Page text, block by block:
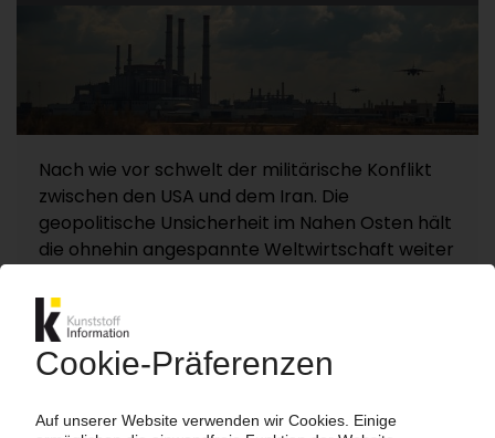
Nach wie vor schwelt der militärische Konflikt
zwischen den USA und dem Iran. Die
geopolitische Unsicherheit im Nahen Osten hält
die ohnehin angespannte Weltwirtschaft weiter
Rohstoffverfügbarkeit und Logistikströme
reagieren empfindlich auf jede neue Turbulenz.
KI – Kunststoff Information dokumentiert und
analysiert die für die Polymermärkte